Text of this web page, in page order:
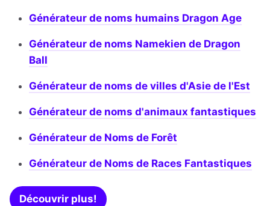
Générateur de noms humains Dragon Age
Générateur de noms Namekien de Dragon
Ball
Générateur de noms de villes d'Asie de l'Est
Générateur de noms d'animaux fantastiques
Générateur de Noms de Forêt
Générateur de Noms de Races Fantastiques
Découvrir plus!